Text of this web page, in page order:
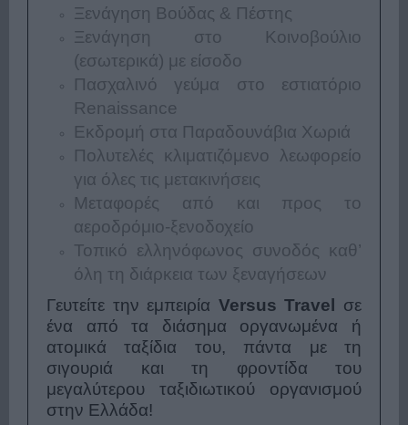
Ξενάγηση Βούδας & Πέστης
Ξενάγηση στο Κοινοβούλιο
(εσωτερικά) με είσοδο
Πασχαλινό γεύμα στο εστιατόριο
Renaissance
Εκδρομή στα Παραδουνάβια Χωριά
Πολυτελές κλιματιζόμενο λεωφορείο
για όλες τις μετακινήσεις
Μεταφορές από και προς το
αεροδρόμιο-ξενοδοχείο
Τοπικό ελληνόφωνος συνοδός καθ’
όλη τη διάρκεια των ξεναγήσεων
Γευτείτε την εμπειρία Versus Travel σε
ένα από τα διάσημα οργανωμένα ή
ατομικά ταξίδια του, πάντα με τη
σιγουριά και τη φροντίδα του
μεγαλύτερου ταξιδιωτικού οργανισμού
στην Ελλάδα!